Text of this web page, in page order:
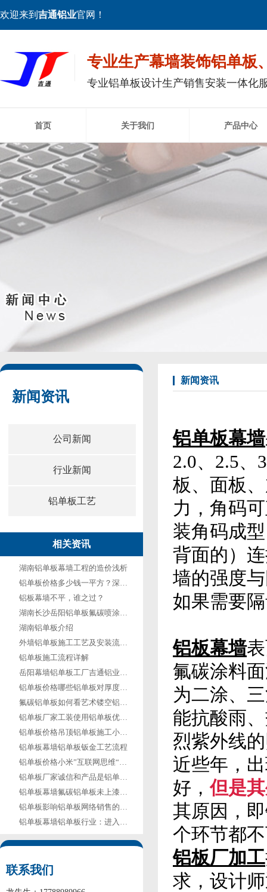
欢迎来到 吉通铝业官网！
专业生产幕墙装饰铝单板
专业铝单板设计生产销售安装一体化
首页 关于我们 产品中心
新闻资讯
公司新闻
行业新闻
铝单板工艺
相关资讯
湖南铝单板幕墙工程的造价浅析
铝单板价格多少钱一平方？深扒铝单板厂家价格差异内幕！
铝板幕墙不平，谁之过？
湖南长沙岳阳铝单板氟碳喷涂的厚度标准
湖南铝单板介绍
外墙铝单板施工工艺及安装流程简单介绍
铝单板施工流程详解
岳阳幕墙铝单板工厂吉通铝业定制
铝单板价格哪些铝单板对厚度有所要求？
氟碳铝单板如何看艺术镂空铝单板规格？
铝单板厂家工装使用铝单板优点多多
铝单板价格吊顶铝单板施工小技巧
铝单板幕墙铝单板钣金工艺流程
铝单板价格小米”互联网思维“对铝单板企业的启示
铝单板厂家诚信和产品是铝单板企业品牌建设的关键
铝单板幕墙氟碳铝单板未上漆之前要打磨吗
铝单板影响铝单板网络销售的五因素
铝单板幕墙铝单板行业：进入门槛低=没技术？
联系我们
新闻资讯
铝单板幕墙
2.0、2.5、
板、面板
力，角码
装角码成
背面的）
墙的强度
如果需要
铝板幕墙
氟碳涂料
为二涂、
能抗酸雨
烈紫外线
近些年，
好，但是
其原因，
个环节都
铝板厂加工
求，设计